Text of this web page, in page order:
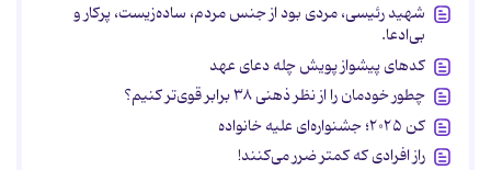
شهید رئیسی، مردی بود از جنس مردم، ساده‌زیست، پرکار و
بی‌ادعا.
کدهای پیشواز پویش چله دعای عهد
چطور خودمان را از نظر ذهنی ۳۸ برابر قوی‌تر کنیم؟
کن ۲۰۲۵؛ جشنواره‌ای علیه خانواده
راز افرادی که کمتر ضرر می‌کنند!